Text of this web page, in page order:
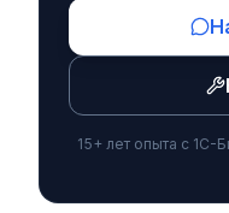
15+ лет опыта с 1С-